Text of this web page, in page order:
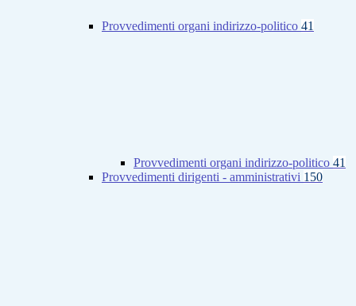
Provvedimenti organi indirizzo-politico 41
Provvedimenti organi indirizzo-politico 41
Provvedimenti dirigenti - amministrativi 150